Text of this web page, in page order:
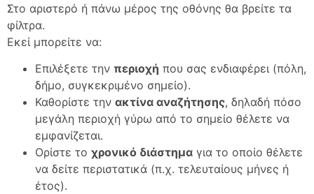
Στο αριστερό ή πάνω μέρος της οθόνης θα βρείτε τα
φίλτρα.
Εκεί μπορείτε να:
Επιλέξετε την περιοχή που σας ενδιαφέρει (πόλη,
δήμο, συγκεκριμένο σημείο).
Καθορίστε την ακτίνα αναζήτησης, δηλαδή πόσο
μεγάλη περιοχή γύρω από το σημείο θέλετε να
εμφανίζεται.
Ορίστε το χρονικό διάστημα για το οποίο θέλετε
να δείτε περιστατικά (π.χ. τελευταίους μήνες ή
έτος).